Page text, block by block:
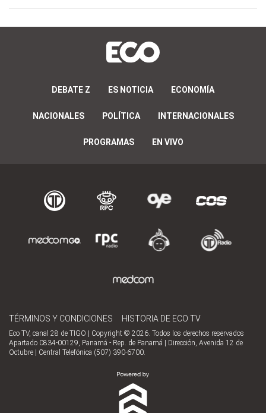
DEBATE Z ES NOTICIA ECONOMÍA
NACIONALES POLÍTICA INTERNACIONALES
PROGRAMAS EN VIVO
TÉRMINOS Y CONDICIONES HISTORIA DE ECO TV
Eco TV, canal 28 de TIGO | Copyright © 2026. Todos los derechos reservados
Apartado 0834-00129, Panamá - Rep. de Panamá | Dirección, Avenida 12 de
Octubre | Central Telefónica (507) 390-6700.